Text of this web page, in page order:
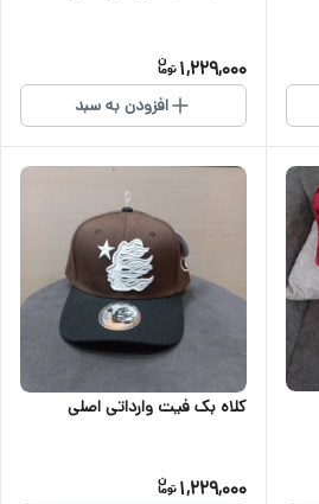
1,229,000
افزودن به سبد
کلاه بک فیت وارداتی اصلی
1,229,000